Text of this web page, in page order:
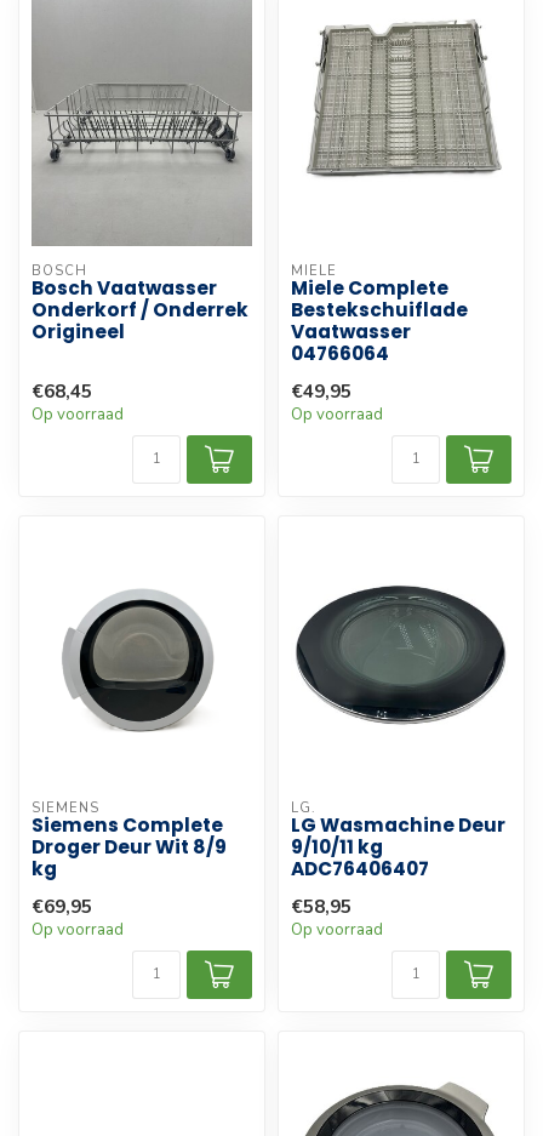
BOSCH
Bosch Vaatwasser
Onderkorf / Onderrek
Origineel
€68,45
Op voorraad
MIELE
Miele Complete
Bestekschuiflade
Vaatwasser
04766064
€49,95
Op voorraad
SIEMENS
Siemens Complete
Droger Deur Wit 8/9
kg
€69,95
Op voorraad
LG.
LG Wasmachine Deur
9/10/11 kg
ADC76406407
€58,95
Op voorraad